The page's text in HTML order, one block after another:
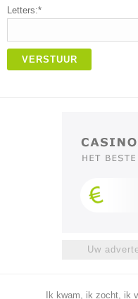
Letters:*
VERSTUUR
Uw
Ik kwam, ik zocht, ik